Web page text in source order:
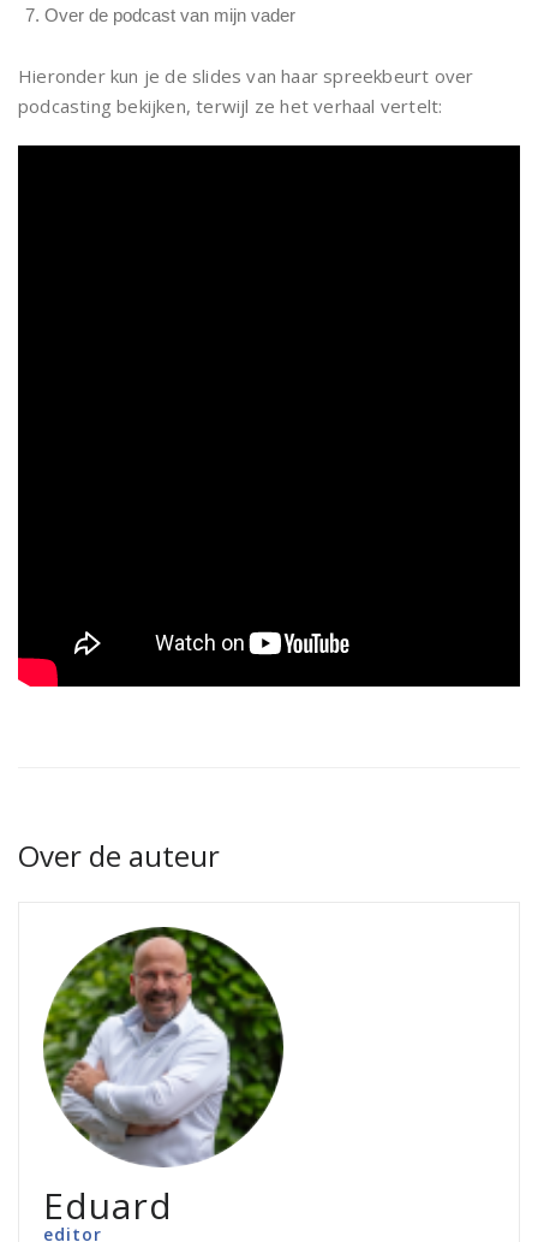
Over de podcast van mijn vader
Hieronder kun je de slides van haar spreekbeurt over
podcasting bekijken, terwijl ze het verhaal vertelt:
Over de auteur
Eduard
editor